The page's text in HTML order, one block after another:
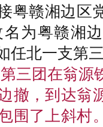
粤赣湘边区
为粤赣湘
任北一支第
三团在翁源
撤，到达翁
围了上斜村